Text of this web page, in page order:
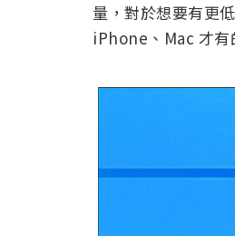
量，對於想要有更
iPhone、Mac 才有